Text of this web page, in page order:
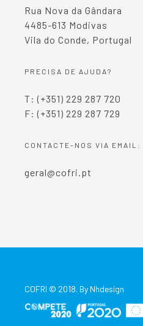
Rua Nova da Gândara
4485-613 Modivas
Vila do Conde, Portugal
PRECISA DE AJUDA?
T: (+351) 229 287 720
F: (+351) 229 287 729
CONTACTE-NOS VIA EMAIL:
geral@cofri.pt
COFRI © 2018. By Nhdesign